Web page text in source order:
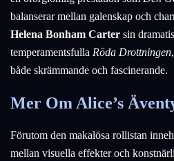
balanserar mellan galenskap och
Helena Bonham Carter sin
temperamentsfulla Röda Drottningen
både skrämmande och fascinerande.
Mer Om Alice’s
Förutom den makalösa rollistan
mellan visuella effekter och